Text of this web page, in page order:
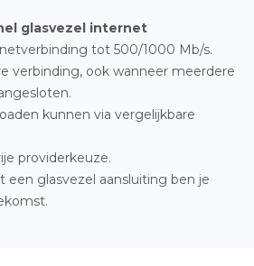
glasvezel internet
tot 500/1000 Mb/s.
verbinding, ook wanneer meerdere
kunnen via vergelijkbare
providerkeuze.
een glasvezel aansluiting ben je